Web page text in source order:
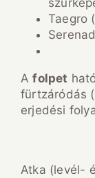
Taegro
Afolpet
fürtzáródás
erjedési
Atka (levél-